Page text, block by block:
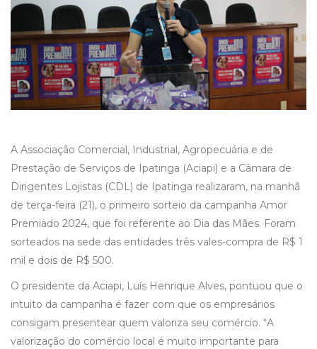
A Associação Comercial, Industrial, Agropecuária e de
Prestação de Serviços de Ipatinga (Aciapi) e a Câmara de
Dirigentes Lojistas (CDL) de Ipatinga realizaram, na manhã
de terça-feira (21), o primeiro sorteio da campanha Amor
Premiado 2024, que foi referente ao Dia das Mães. Foram
sorteados na sede das entidades três vales-compra de R$ 1
mil e dois de R$ 500.
O presidente da Aciapi, Luís Henrique Alves, pontuou que o
intuito da campanha é fazer com que os empresários
consigam presentear quem valoriza seu comércio. “A
valorização do comércio local é muito importante para